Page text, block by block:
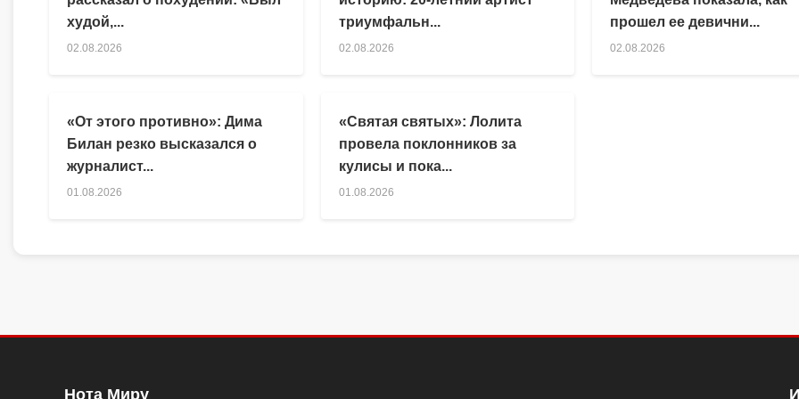
худой,...
02.08.2026
триумфальн...
02.08.2026
прошел ее девични...
02.08.2026
«От этого противно»: Дима
Билан резко высказался о
журналист...
01.08.2026
«Святая святых»: Лолита
провела поклонников за
кулисы и пока...
01.08.2026
Нота Миру